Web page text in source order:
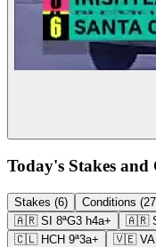
Today's Stakes and
Stakes (6)
Conditions
🇦🇷 SI 8ªG3 h4a+ 🇦🇷
🇨🇱 HCH 9ª3a+ 🇻🇪